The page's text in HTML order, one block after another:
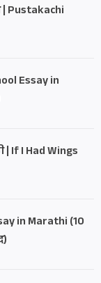
| Pustakachi
Essay in
| If I Had Wings
in Marathi (10